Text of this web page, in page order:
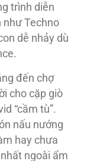
trình diễn
như Techno
dễ nhảy dù
đến chợ
cho cặp giò
“cầm tù”.
nấu nướng
hay chưa
ngoài ẩm